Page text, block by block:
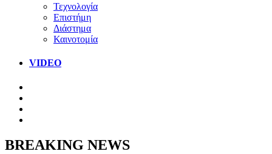
Τεχνολογία
Επιστήμη
Διάστημα
Καινοτομία
VIDEO
BREAKING NEWS